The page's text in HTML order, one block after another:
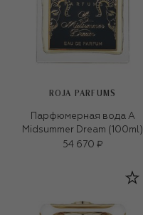
ROJA PARFUMS
Парфюмерная вода A
Midsummer Dream (100ml)
54 670 ₽